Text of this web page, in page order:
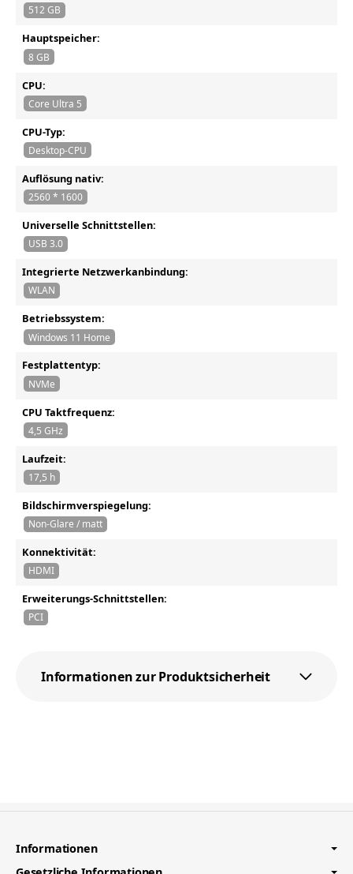
512 GB
Hauptspeicher:
8 GB
CPU:
Core Ultra 5
CPU-Typ:
Desktop-CPU
Auflösung nativ:
2560 * 1600
Universelle Schnittstellen:
USB 3.0
Integrierte Netzwerkanbindung:
WLAN
Betriebssystem:
Windows 11 Home
Festplattentyp:
NVMe
CPU Taktfrequenz:
4,5 GHz
Laufzeit:
17,5 h
Bildschirmverspiegelung:
Non-Glare / matt
Konnektivität:
HDMI
Erweiterungs-Schnittstellen:
PCI
Informationen zur Produktsicherheit
Informationen